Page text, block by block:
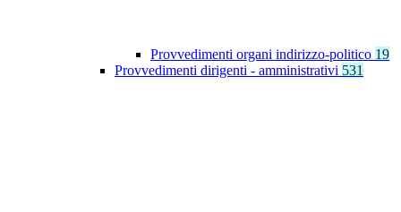
Provvedimenti organi indirizzo-politico 19
Provvedimenti dirigenti - amministrativi 531